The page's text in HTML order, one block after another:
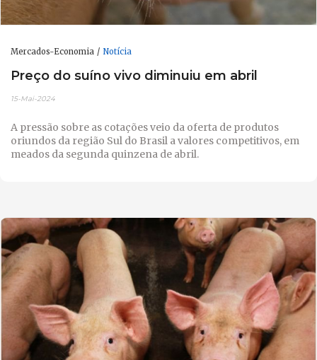
Mercados-Economia Notícia
Preço do suíno vivo diminuiu em abril
15-Mai-2024
A pressão sobre as cotações veio da oferta de produtos
oriundos da região Sul do Brasil a valores competitivos, em
meados da segunda quinzena de abril.